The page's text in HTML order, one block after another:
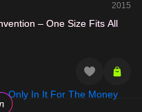
2015
– One Size Fits All